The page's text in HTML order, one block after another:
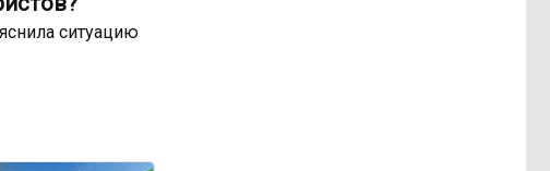
ситуацию